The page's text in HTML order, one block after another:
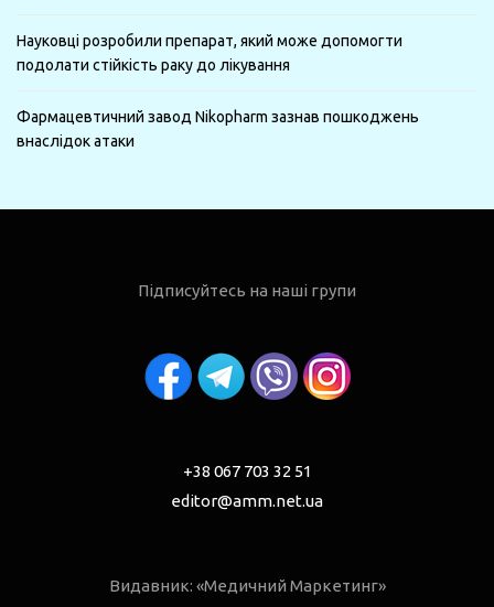
Науковці розробили препарат, який може допомогти
подолати стійкість раку до лікування
Фармацевтичний завод Nikopharm зазнав пошкоджень
внаслідок атаки
Підписуйтесь на наші групи
+38 067 703 32 51
editor@amm.net.ua
Видавник: «Медичний Маркетинг»